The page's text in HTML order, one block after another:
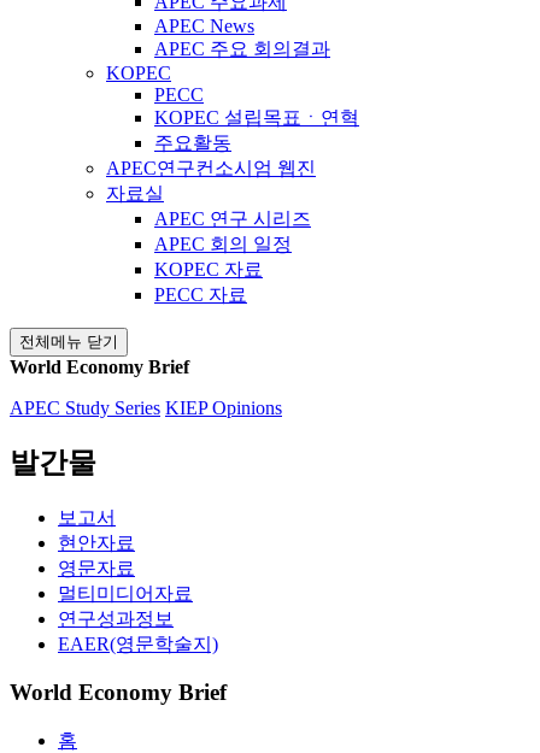
APEC News
APEC 주요 회의결과
KOPEC
PECC
KOPEC 설립목표ㆍ연혁
주요활동
APEC연구컨소시엄 웹진
자료실
APEC 연구 시리즈
APEC 회의 일정
KOPEC 자료
PECC 자료
전체메뉴 닫기
World Economy Brief
APEC Study Series KIEP Opinions
발간물
보고서
현안자료
영문자료
멀티미디어자료
연구성과정보
EAER(영문학술지)
World Economy Brief
홈